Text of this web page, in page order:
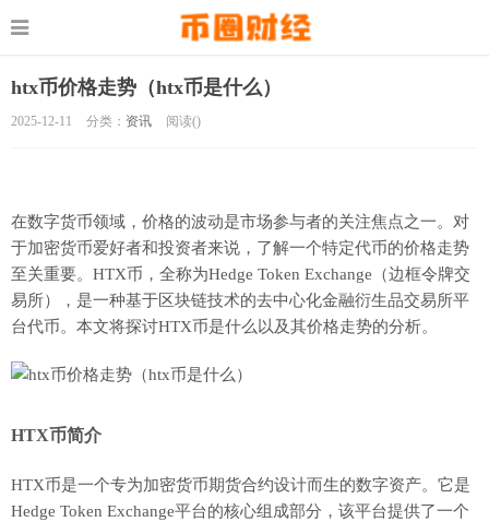
htx币价格走势（htx币是什么）
2025-12-11 分类： 资讯 阅读()
在数字货币领域，价格的波动是市场参与者的关注焦点之一。对
于加密货币爱好者和投资者来说，了解一个特定代币的价格走势
至关重要。HTX币，全称为Hedge Token Exchange（边框令牌交
易所），是一种基于区块链技术的去中心化金融衍生品交易所平
台代币。本文将探讨HTX币是什么以及其价格走势的分析。
HTX币简介
HTX币是一个专为加密货币期货合约设计而生的数字资产。它是
Hedge Token Exchange平台的核心组成部分，该平台提供了一个